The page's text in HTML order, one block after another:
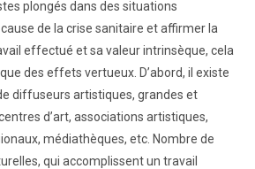
plongés dans des situations
de la crise sanitaire et affirmer la
effectué et sa valeur intrinsèque, cela
des effets vertueux. D’abord, il existe
diffuseurs artistiques, grandes et
d’art, associations artistiques,
médiathèques, etc. Nombre de
qui accomplissent un travail